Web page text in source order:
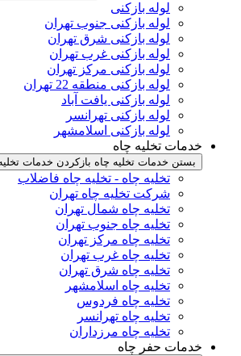
لوله بازکنی
لوله بازکنی جنوب تهران
لوله بازکنی شرق تهران
لوله بازکنی غرب تهران
لوله بازکنی مرکز تهران
لوله بازکنی منطقه 22 تهران
لوله بازکنی یافت آباد
لوله بازکنی تهرانسر
لوله بازکنی اسلامشهر
خدمات تخلیه چاه
بستن خدمات تخلیه چاه بازکردن خدمات
تخلیه چاه - تخلیه چاه فاضلاب
شرکت تخلیه چاه تهران
تخلیه چاه شمال تهران
تخلیه چاه جنوب تهران
تخلیه چاه مرکز تهران
تخلیه چاه غرب تهران
تخلیه چاه شرق تهران
تخلیه چاه اسلامشهر
تخلیه چاه فردوس
تخلیه چاه تهرانسر
تخلیه چاه مرزداران
خدمات حفر چاه